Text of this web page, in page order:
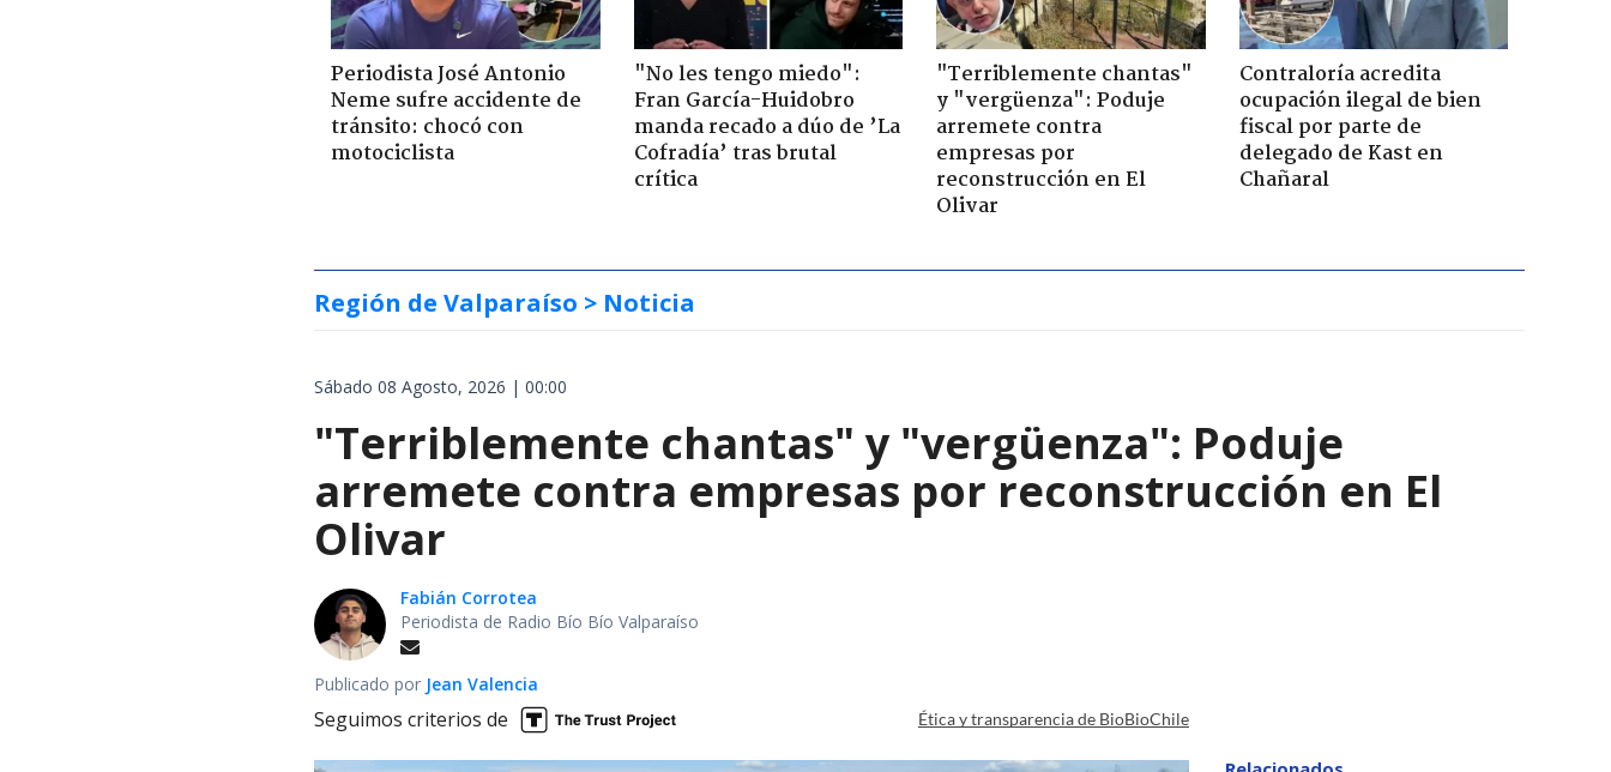
Periodista José Antonio
Neme sufre accidente de
tránsito: chocó con
motociclista
"No les tengo miedo":
Fran García-Huidobro
manda recado a dúo de ’La
Cofradía’ tras brutal
crítica
"Terriblemente chantas"
y "vergüenza": Poduje
arremete contra
empresas por
reconstrucción en El
Olivar
Contraloría acredita
ocupación ilegal de bien
fiscal por parte de
delegado de Kast en
Chañaral
Región de Valparaíso > Noticia
Sábado 08 Agosto, 2026 | 00:00
"Terriblemente chantas" y "vergüenza": Poduje
arremete contra empresas por reconstrucción en El
Olivar
Fabián Corrotea
Periodista de Radio Bío Bío Valparaíso
Publicado por Jean Valencia
Seguimos criterios de Ética y transparencia de BioBioChile